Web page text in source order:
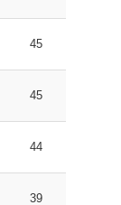
45
45
44
39